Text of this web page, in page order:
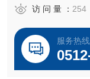
访 问 量 ： 254
服务热线